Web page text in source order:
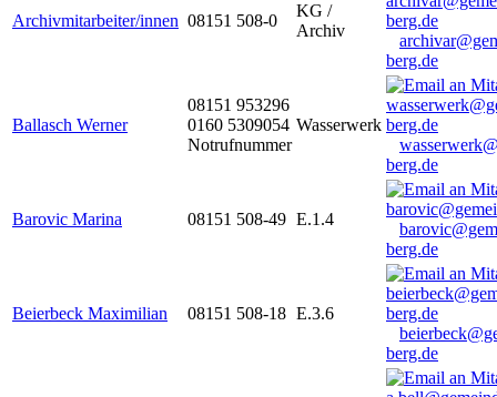
Archivmitarbeiter/innen 08151 508-0
KG /
Archiv
berg.de
Ballasch Werner
08151 953296
0160 5309054
Notrufnummer
Wasserwerk
berg.de
Barovic Marina 08151 508-49 E.1.4
berg.de
Beierbeck Maximilian 08151 508-18 E.3.6
berg.de